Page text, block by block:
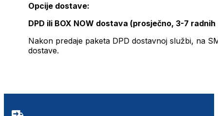
Opcije dostave:
DPD ili BOX NOW dostava (prosječno, 3-7 radnih
Nakon predaje paketa DPD dostavnoj službi, na
dostave.